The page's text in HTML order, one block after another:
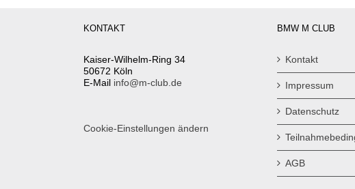
KONTAKT
Kaiser-Wilhelm-Ring 34
50672 Köln
E-Mail info@m-club.de
Cookie-Einstellungen ändern
BMW M CLUB
Kontakt
Impressum
Datenschutz
AGB